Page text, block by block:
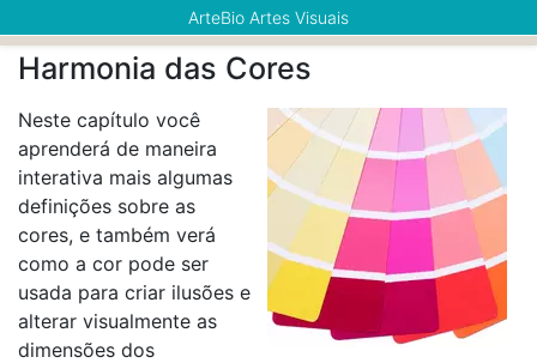
ArteBio Artes Visuais
Harmonia das Cores
Neste capítulo você
aprenderá de maneira
interativa mais algumas
definições sobre as
cores, e também verá
como a cor pode ser
usada para criar ilusões e
alterar visualmente as
dimensões dos